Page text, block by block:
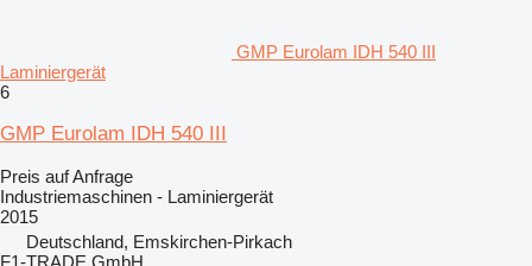
GMP Eurolam IDH 540 III
Laminiergerät
6
GMP Eurolam IDH 540 III
Preis auf Anfrage
Industriemaschinen - Laminiergerät
2015
Deutschland, Emskirchen-Pirkach
F1-TRADE GmbH